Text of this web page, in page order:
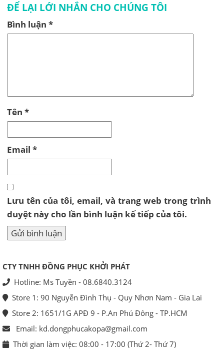
ĐỂ LẠI LỚI NHẮN CHO CHÚNG TÔI
Bình luận*
Tên*
Email*
Lưu tên của tôi, email, và trang web trong trình
duyệt này cho lần bình luận kế tiếp của tôi.
CTY TNHH ĐỒNG PHỤC KHỞI PHÁT
Hotline: Ms Tuyền - 08.6840.3124
Store 1: 90 Nguyễn Đình Thụ - Quy Nhơn Nam - Gia Lai
Store 2: 1651/1G APĐ 9 - P.An Phú Đông - TP.HCM
Email: kd.dongphucakopa@gmail.com
Thời gian làm việc: 08:00 - 17:00 (Thứ 2- Thứ 7)